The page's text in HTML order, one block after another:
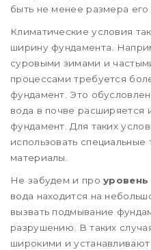
быть не менее размера его
Климатические условия
ширину фундамента.
суровыми зимами и
процессами требуется
фундамент. Это
вода в почве расширяется
фундамент. Для таких
использовать
материалы.
Не забудем и проуровень
вода находится на
вызвать подмывание
разрушению. В таких
широкими и